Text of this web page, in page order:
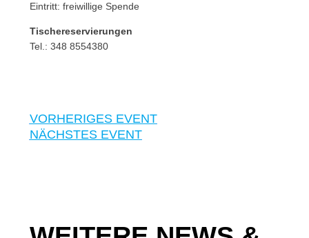
Eintritt: freiwillige Spende
Tischereservierungen
Tel.: 348 8554380
VORHERIGES EVENT
NÄCHSTES EVENT